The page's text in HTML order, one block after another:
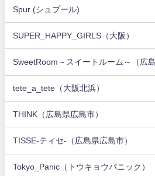
Spur (シュプール)
SUPER_HAPPY_GIRLS（大阪）
SweetRoom～スイートルーム～（広
tete_a_tete（大阪北浜）
THINK（広島県広島市）
TISSE-ティセ-（広島県広島市）
Tokyo_Panic（トウキョウパニック）